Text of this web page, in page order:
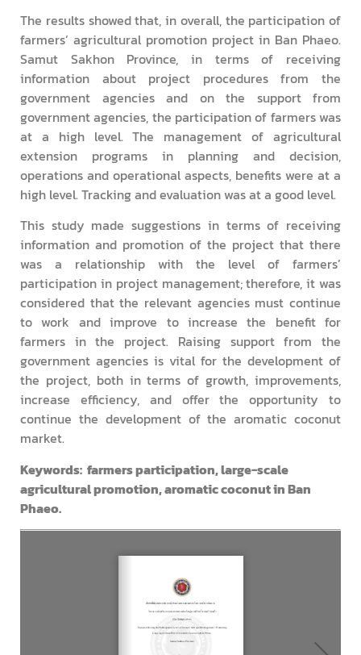
The results showed that, in overall, the participation of
farmers’ agricultural promotion project in Ban Phaeo.
Samut Sakhon Province, in terms of receiving
information about project procedures from the
government agencies and on the support from
government agencies, the participation of farmers was
at a high level. The management of agricultural
extension programs in planning and decision,
operations and operational aspects, benefits were at a
high level. Tracking and evaluation was at a good level.
This study made suggestions in terms of receiving
information and promotion of the project that there
was a relationship with the level of farmers’
participation in project management; therefore, it was
considered that the relevant agencies must continue
to work and improve to increase the benefit for
farmers in the project. Raising support from the
government agencies is vital for the development of
the project, both in terms of growth, improvements,
increase efficiency, and offer the opportunity to
continue the development of the aromatic coconut
market.
Keywords: farmers participation, large-scale
agricultural promotion, aromatic coconut in Ban
Phaeo.